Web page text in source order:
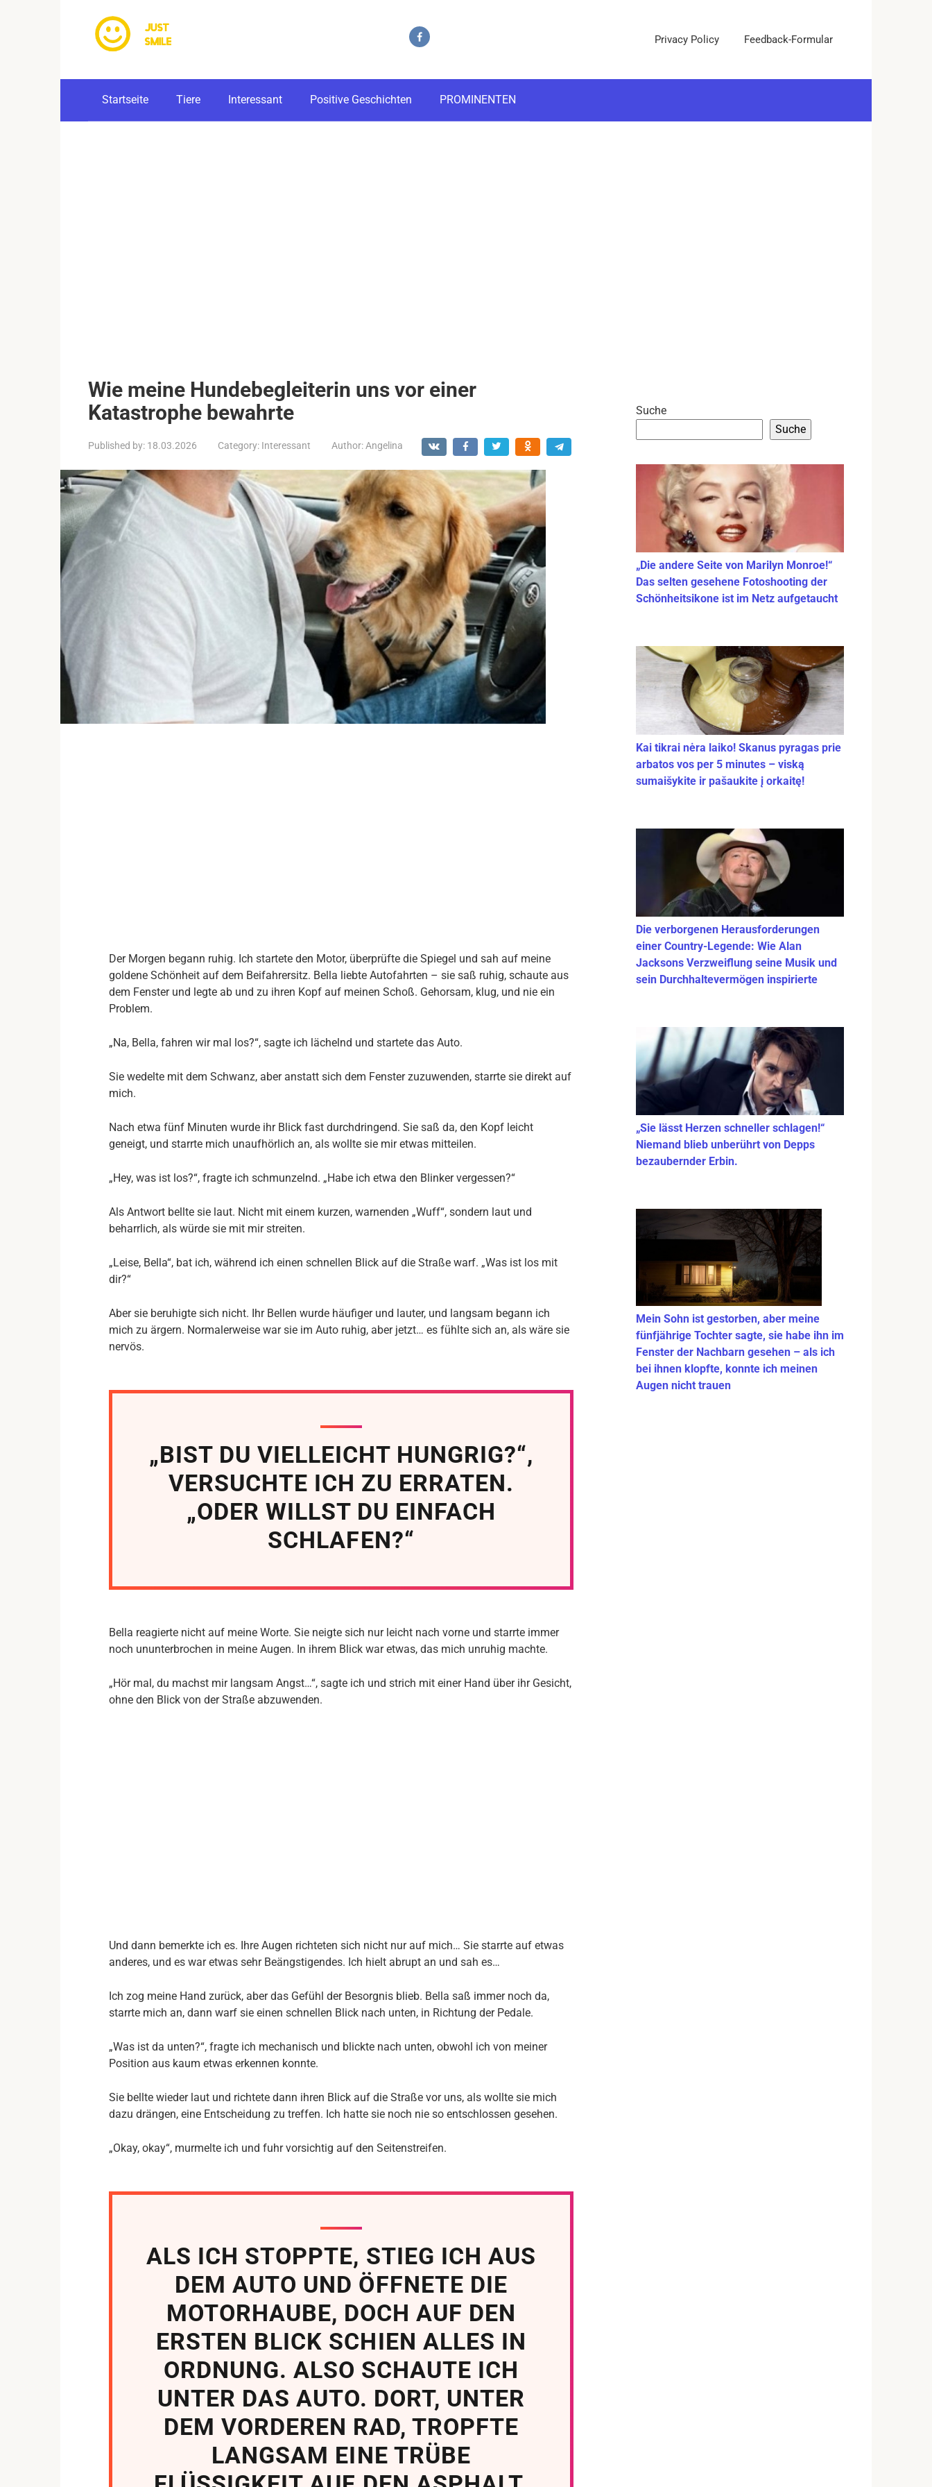
Privacy Policy Feedback-Formular
Startseite Tiere Interessant Positive Geschichten PROMINENTEN
Wie meine Hundebegleiterin uns vor einer
Katastrophe bewahrte
Published by: 18.03.2026 Category: Interessant Author: Angelina
Der Morgen begann ruhig. Ich startete den Motor, überprüfte die Spiegel und sah auf meine
goldene Schönheit auf dem Beifahrersitz. Bella liebte Autofahrten – sie saß ruhig, schaute aus
dem Fenster und legte ab und zu ihren Kopf auf meinen Schoß. Gehorsam, klug, und nie ein
Problem.
„Na, Bella, fahren wir mal los?“, sagte ich lächelnd und startete das Auto.
Sie wedelte mit dem Schwanz, aber anstatt sich dem Fenster zuzuwenden, starrte sie direkt auf
mich.
Nach etwa fünf Minuten wurde ihr Blick fast durchdringend. Sie saß da, den Kopf leicht
geneigt, und starrte mich unaufhörlich an, als wollte sie mir etwas mitteilen.
„Hey, was ist los?“, fragte ich schmunzelnd. „Habe ich etwa den Blinker vergessen?“
Als Antwort bellte sie laut. Nicht mit einem kurzen, warnenden „Wuff“, sondern laut und
beharrlich, als würde sie mit mir streiten.
„Leise, Bella“, bat ich, während ich einen schnellen Blick auf die Straße warf. „Was ist los mit
dir?“
Aber sie beruhigte sich nicht. Ihr Bellen wurde häufiger und lauter, und langsam begann ich
mich zu ärgern. Normalerweise war sie im Auto ruhig, aber jetzt… es fühlte sich an, als wäre sie
nervös.
„BIST DU VIELLEICHT HUNGRIG?“,
VERSUCHTE ICH ZU ERRATEN.
„ODER WILLST DU EINFACH
SCHLAFEN?“
Bella reagierte nicht auf meine Worte. Sie neigte sich nur leicht nach vorne und starrte immer
noch ununterbrochen in meine Augen. In ihrem Blick war etwas, das mich unruhig machte.
„Hör mal, du machst mir langsam Angst…“, sagte ich und strich mit einer Hand über ihr Gesicht,
ohne den Blick von der Straße abzuwenden.
Und dann bemerkte ich es. Ihre Augen richteten sich nicht nur auf mich… Sie starrte auf etwas
anderes, und es war etwas sehr Beängstigendes. Ich hielt abrupt an und sah es…
Ich zog meine Hand zurück, aber das Gefühl der Besorgnis blieb. Bella saß immer noch da,
starrte mich an, dann warf sie einen schnellen Blick nach unten, in Richtung der Pedale.
„Was ist da unten?“, fragte ich mechanisch und blickte nach unten, obwohl ich von meiner
Position aus kaum etwas erkennen konnte.
Sie bellte wieder laut und richtete dann ihren Blick auf die Straße vor uns, als wollte sie mich
dazu drängen, eine Entscheidung zu treffen. Ich hatte sie noch nie so entschlossen gesehen.
„Okay, okay“, murmelte ich und fuhr vorsichtig auf den Seitenstreifen.
ALS ICH STOPPTE, STIEG ICH AUS
DEM AUTO UND ÖFFNETE DIE
MOTORHAUBE, DOCH AUF DEN
ERSTEN BLICK SCHIEN ALLES IN
ORDNUNG. ALSO SCHAUTE ICH
UNTER DAS AUTO. DORT, UNTER
DEM VORDEREN RAD, TROPFTE
LANGSAM EINE TRÜBE
Suche
Suche
„Die andere Seite von Marilyn Monroe!“
Das selten gesehene Fotoshooting der
Schönheitsikone ist im Netz aufgetaucht
Kai tikrai nėra laiko! Skanus pyragas prie
arbatos vos per 5 minutes – viską
sumaišykite ir pašaukite į orkaitę!
Die verborgenen Herausforderungen
einer Country-Legende: Wie Alan
Jacksons Verzweiflung seine Musik und
sein Durchhaltevermögen inspirierte
„Sie lässt Herzen schneller schlagen!“
Niemand blieb unberührt von Depps
bezaubernder Erbin.
Mein Sohn ist gestorben, aber meine
fünfjährige Tochter sagte, sie habe ihn im
Fenster der Nachbarn gesehen – als ich
bei ihnen klopfte, konnte ich meinen
Augen nicht trauen